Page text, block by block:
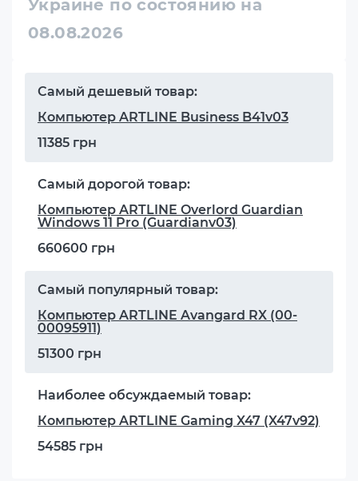
Украине по состоянию на
08.08.2026
Самый дешевый товар:
Компьютер ARTLINE Business B41v03
11385 грн
Самый дорогой товар:
Компьютер ARTLINE Overlord Guardian
Windows 11 Pro (Guardianv03)
660600 грн
Самый популярный товар:
Компьютер ARTLINE Avangard RX (00-
00095911)
51300 грн
Наиболее обсуждаемый товар:
Компьютер ARTLINE Gaming X47 (X47v92)
54585 грн